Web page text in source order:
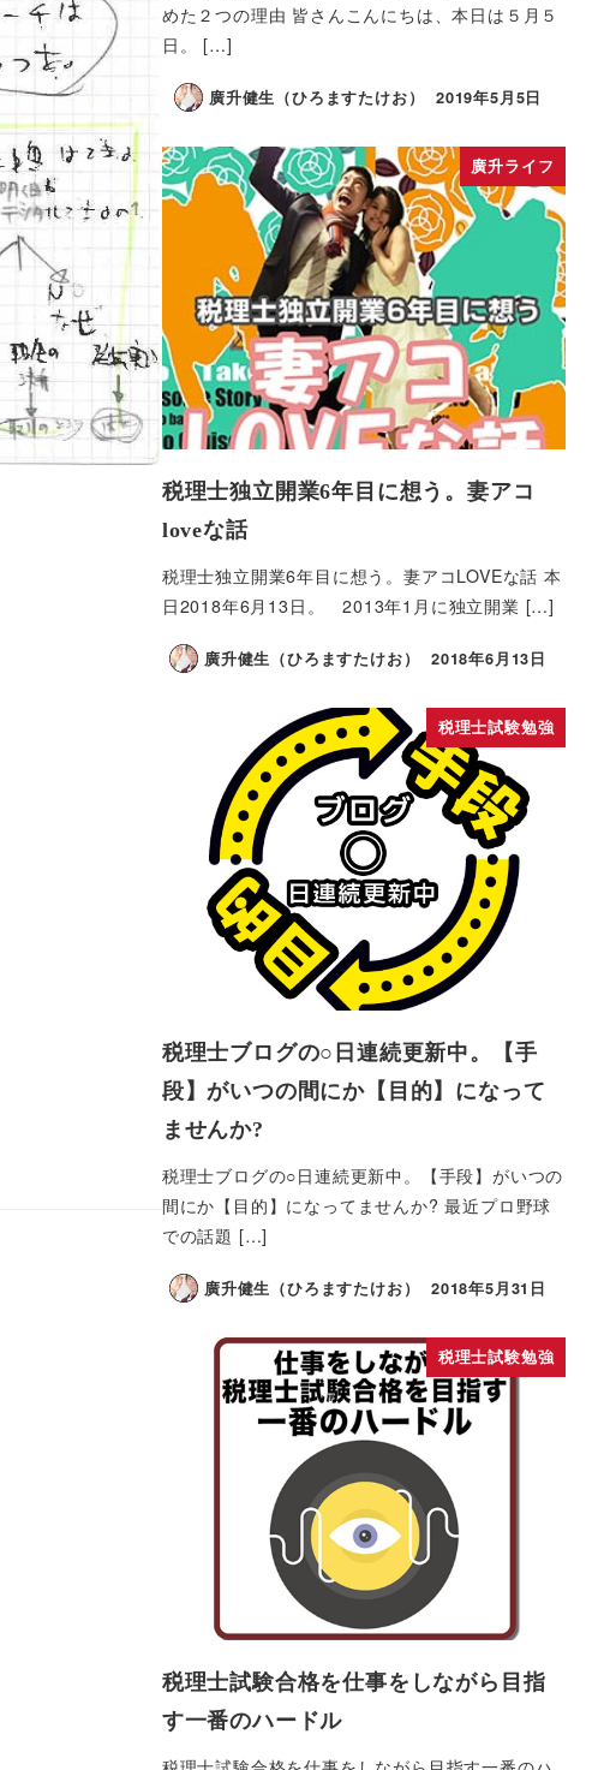
めた２つの理由 皆さんこんにちは、本日は５月５
日。 […]
廣升健生（ひろますたけお） 2019年5月5日
廣升ライフ
税理士独立開業6年目に想う。妻アコ
loveな話
税理士独立開業6年目に想う。妻アコLOVEな話 本
日2018年6月13日。 2013年1月に独立開業 […]
廣升健生（ひろますたけお） 2018年6月13日
税理士試験勉強
税理士ブログの○日連続更新中。【手
段】がいつの間にか【目的】になって
ませんか?
税理士ブログの○日連続更新中。【手段】がいつの
間にか【目的】になってませんか? 最近プロ野球
での話題 […]
廣升健生（ひろますたけお） 2018年5月31日
税理士試験勉強
税理士試験合格を仕事をしながら目指
す一番のハードル